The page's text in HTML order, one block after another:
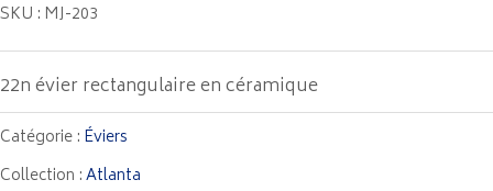
SKU : MJ-203
22n évier rectangulaire en céramique
Catégorie : Éviers
Collection :Atlanta